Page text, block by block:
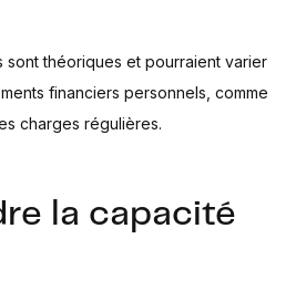
sont théoriques et pourraient varier
financiers personnels, comme
charges régulières.
la capacité